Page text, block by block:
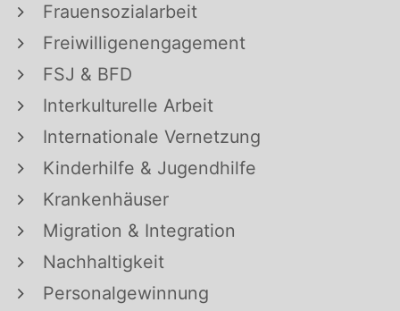
Frauensozialarbeit
Freiwilligenengagement
FSJ & BFD
Interkulturelle Arbeit
Internationale Vernetzung
Kinderhilfe & Jugendhilfe
Krankenhäuser
Migration & Integration
Nachhaltigkeit
Personalgewinnung